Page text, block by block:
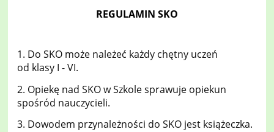
REGULAMIN SKO
1. Do SKO może należeć każdy chętny uczeń
od klasy I - VI.
2. Opiekę nad SKO w Szkole sprawuje opiekun
spośród nauczycieli.
3. Dowodem przynależności do SKO jest książeczka.